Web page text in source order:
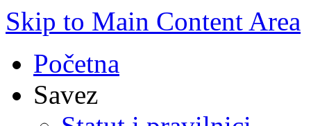
Skip to Main Content Area
Početna
Savez